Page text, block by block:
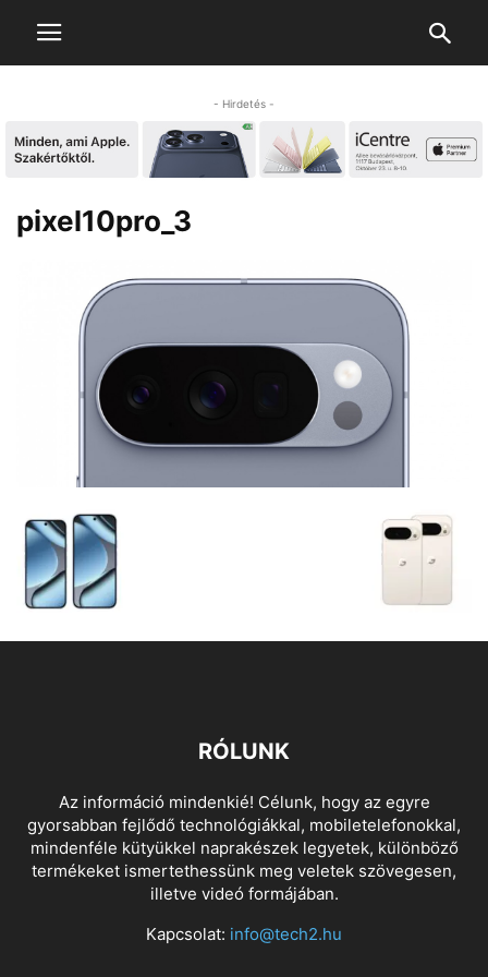
- Hirdetés -
pixel10pro_3
RÓLUNK
Az információ mindenkié! Célunk, hogy az egyre
gyorsabban fejlődő technológiákkal, mobiletelefonokkal,
mindenféle kütyükkel naprakészek legyetek, különböző
termékeket ismertethessünk meg veletek szövegesen,
illetve videó formájában.
Kapcsolat: info@tech2.hu